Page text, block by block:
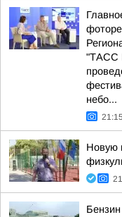
"ТАСС
небо...
21:15
Новую